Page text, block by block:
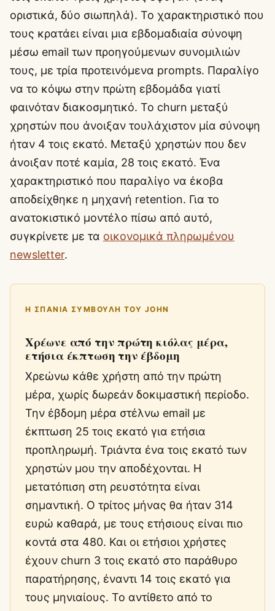
οριστικά, δύο σιωπηλά). Το χαρακτηριστικό που
τους κρατάει είναι μια εβδομαδιαία σύνοψη
μέσω email των προηγούμενων συνομιλιών
τους, με τρία προτεινόμενα prompts. Παραλίγο
να το κόψω στην πρώτη εβδομάδα γιατί
φαινόταν διακοσμητικό. Το churn μεταξύ
χρηστών που άνοιξαν τουλάχιστον μία σύνοψη
ήταν 4 τοις εκατό. Μεταξύ χρηστών που δεν
άνοιξαν ποτέ καμία, 28 τοις εκατό. Ένα
χαρακτηριστικό που παραλίγο να έκοβα
αποδείχθηκε η μηχανή retention. Για το
ανατοκιστικό μοντέλο πίσω από αυτό,
συγκρίνετε με τα οικονομικά πληρωμένου
newsletter.
Η ΣΠΆΝΙΑ ΣΥΜΒΟΥΛΉ ΤΟΥ JOHN
Χρέωνε από την πρώτη κιόλας μέρα,
ετήσια έκπτωση την έβδομη
Χρεώνω κάθε χρήστη από την πρώτη
μέρα, χωρίς δωρεάν δοκιμαστική περίοδο.
Την έβδομη μέρα στέλνω email με
έκπτωση 25 τοις εκατό για ετήσια
προπληρωμή. Τριάντα ένα τοις εκατό των
χρηστών μου την αποδέχονται. Η
μετατόπιση στη ρευστότητα είναι
σημαντική. Ο τρίτος μήνας θα ήταν 314
ευρώ καθαρά, με τους ετήσιους είναι πιο
κοντά στα 480. Και οι ετήσιοι χρήστες
έχουν churn 3 τοις εκατό στο παράθυρο
παρατήρησης, έναντι 14 τοις εκατό για
τους μηνιαίους. Το αντίθετο από το